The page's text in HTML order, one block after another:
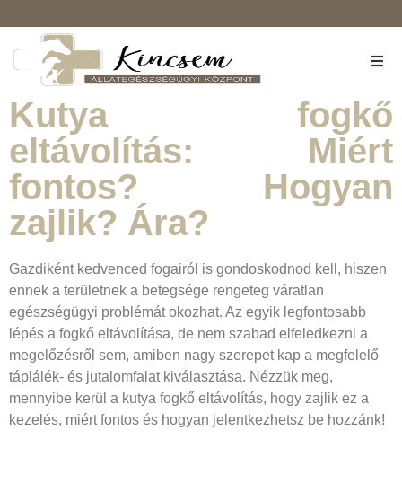
Rólunk
Szolgáltatások
Árlista
Kapcsolat
Kisállat-biztosítás
Kutya fogkő
eltávolítás: Miért
fontos? Hogyan
zajlik? Ára?
Gazdiként kedvenced fogairól is gondoskodnod kell, hiszen
ennek a területnek a betegsége rengeteg váratlan
egészségügyi problémát okozhat. Az egyik legfontosabb
lépés a fogkő eltávolítása, de nem szabad elfeledkezni a
megelőzésről sem, amiben nagy szerepet kap a megfelelő
táplálék- és jutalomfalat kiválasztása. Nézzük meg,
mennyibe kerül a kutya fogkő eltávolítás, hogy zajlik ez a
kezelés, miért fontos és hogyan jelentkezhetsz be hozzánk!